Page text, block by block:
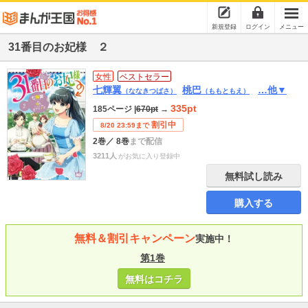
新規登録 ログイン メニュー
31番目のお妃様 ２
女性 ベストセラー
七輝翼 （ななきつばさ） 桃巴 （ももともえ） …他▼
185ページ 670pt → 335pt
8/20 23:59まで 割引中
2巻／ 8巻まで配信
3211人 がお気に入り登録中
無料試し読み
購入する
無料＆割引キャンペーン実施中！
第1巻
無料はコチラ